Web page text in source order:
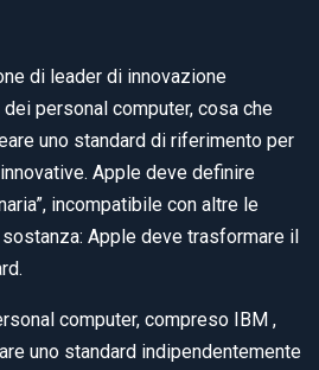
di leader di innovazione
personal computer, cosa che
uno standard di riferimento per
Apple deve definire
incompatibile con altre le
Apple deve trasformare il
computer, compreso IBM ,
uno standard indipendentemente